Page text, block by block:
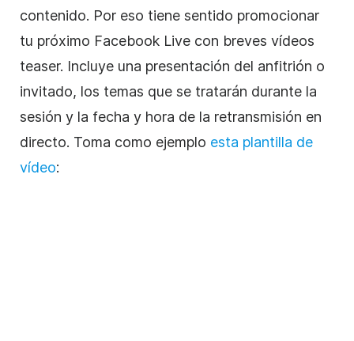
contenido. Por eso tiene sentido promocionar
tu próximo Facebook Live con breves vídeos
teaser. Incluye una presentación del anfitrión o
invitado, los temas que se tratarán durante la
sesión y la fecha y hora de la retransmisión en
directo. Toma como ejemplo esta plantilla de
vídeo: